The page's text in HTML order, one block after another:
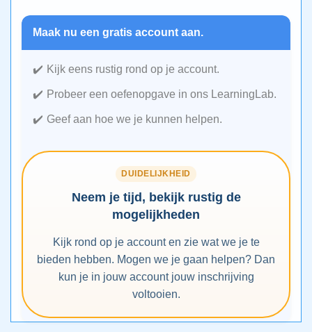
Maak nu een gratis account aan.
Kijk eens rustig rond op je account.
Probeer een oefenopgave in ons LearningLab.
Geef aan hoe we je kunnen helpen.
DUIDELIJKHEID
Neem je tijd, bekijk rustig de
mogelijkheden
Kijk rond op je account en zie wat we je te
bieden hebben. Mogen we je gaan helpen? Dan
kun je in jouw account jouw inschrijving
voltooien.